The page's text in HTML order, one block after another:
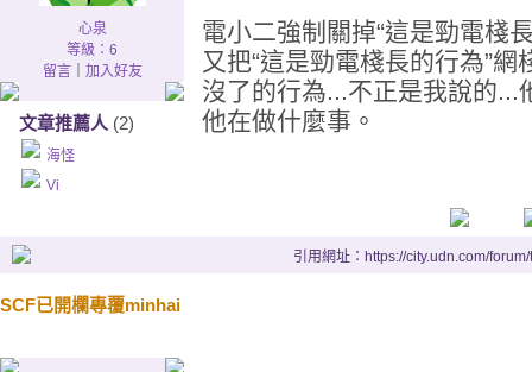
心泉
等級：6
留言｜ 加入好友
文章推薦人 (2)
海怪
Vi
電小二強制關掉“這是勁電棧
又把“這是勁電棧長的行為”
沒了的行為...不正是我說的...
他在做什麼事。
引用網址：https://city.udn.com/
SCF已開欄專覆minhai